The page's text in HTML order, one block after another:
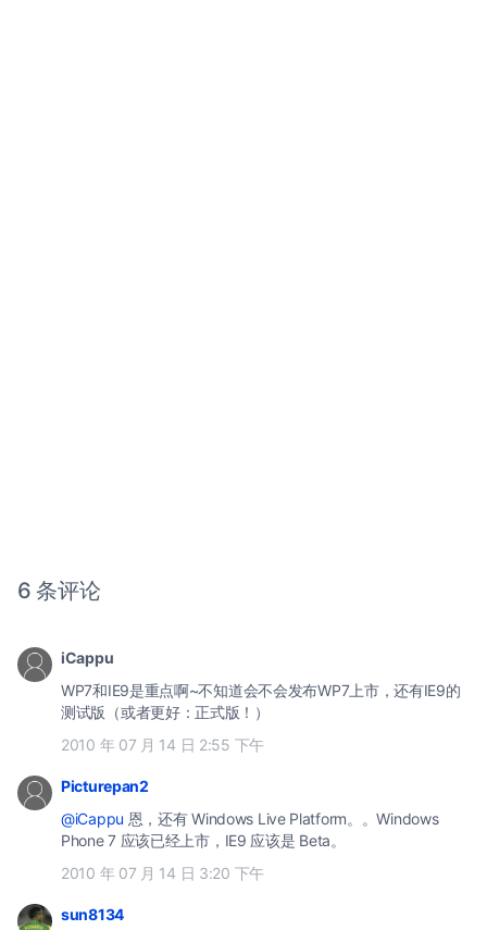
6 条评论
iCappu
WP7和IE9是重点啊~不知道会不会发布WP7上市，还有IE9的
测试版（或者更好：正式版！）
2010 年 07 月 14 日 2:55 下午
Picturepan2
@iCappu 恩，还有 Windows Live Platform。。Windows
Phone 7 应该已经上市，IE9 应该是 Beta。
2010 年 07 月 14 日 3:20 下午
sun8134